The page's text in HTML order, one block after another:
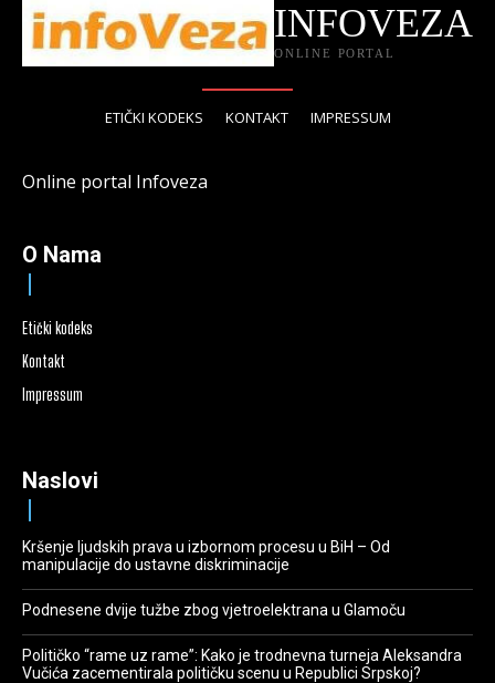
INFOVEZA
ONLINE PORTAL
ETIČKI KODEKS KONTAKT IMPRESSUM
Online portal Infoveza
O Nama
Etički kodeks
Kontakt
Impressum
Naslovi
Kršenje ljudskih prava u izbornom procesu u BiH – Od
manipulacije do ustavne diskriminacije
Podnesene dvije tužbe zbog vjetroelektrana u Glamoču
Političko “rame uz rame”: Kako je trodnevna turneja Aleksandra
Vučića zacementirala političku scenu u Republici Srpskoj?